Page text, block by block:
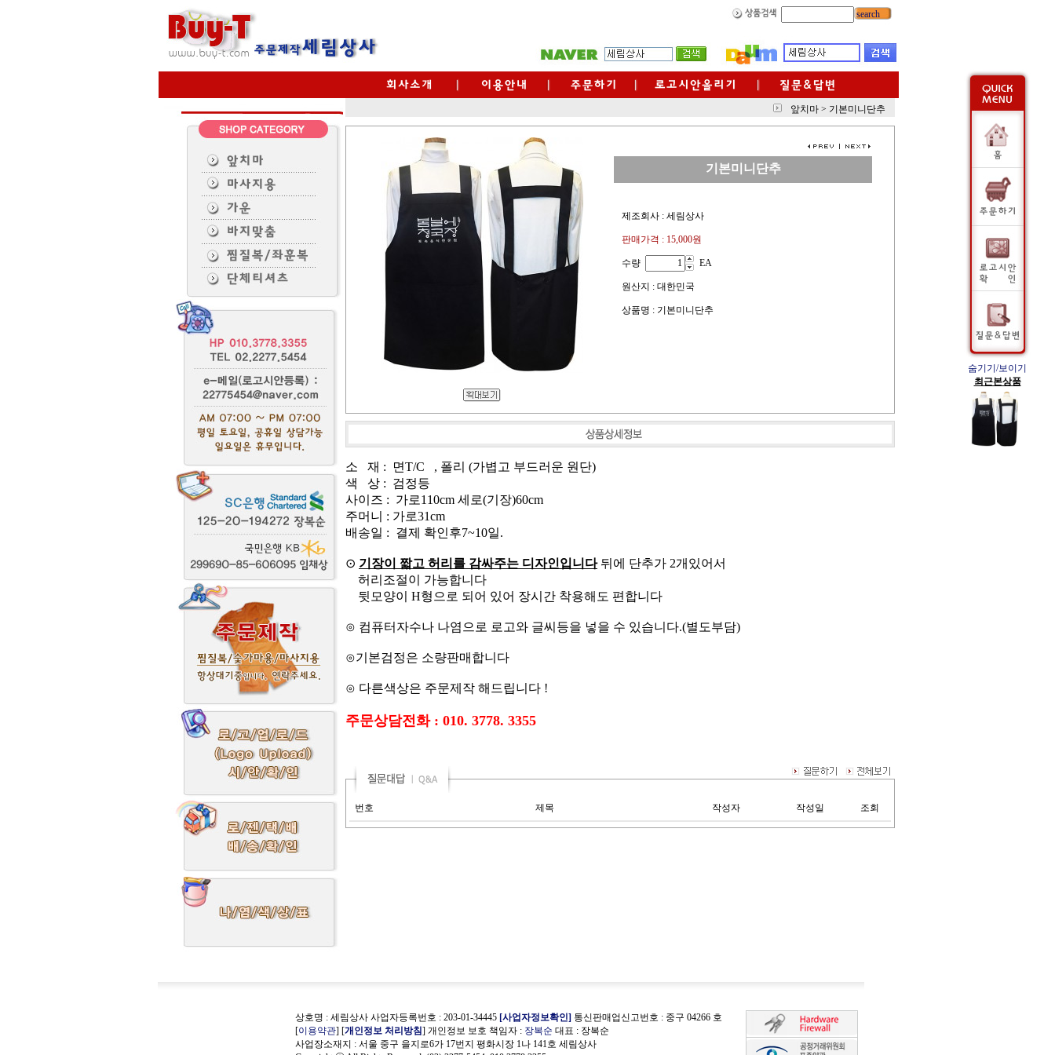
search
앞치마 > 기본미니단추
기본미니단추
제조회사 : 세림상사
판매가격 : 15,000원
수량 EA
원산지 : 대한민국
상품명 : 기본미니단추
소 재 : 면T/C , 폴리 (가볍고 부드러운 원단)
색 상 : 검정등
사이즈 : 가로110cm 세로(기장)60cm
주머니 : 가로31cm
배송일 : 결제 확인후7~10일.
⊙ 기장이 짧고 허리를 감싸주는 디자인입니다뒤에 단추가 2개있어서
허리조절이 가능합니다
뒷모양이 H형으로 되어 있어 장시간 착용해도 편합니다
⊙ 컴퓨터자수나 나염으로 로고와 글씨등을 넣을 수 있습니다.(별도부담)
⊙기본검정은 소량판매합니다
⊙ 다른색상은 주문제작 해드립니다 !
주문상담전화 : 010. 3778. 3355
번호 제목 작성자 작성일 조회
상호명 : 세림상사 사업자등록번호 : 203-01-34445 [사업자정보확인] 통신판매업신고번호 : 중구 04266 호
[이용약관] [개인정보 처리방침] 개인정보 보호 책임자 : 장복순 대표 : 장복순
사업장소재지 : 서울 중구 을지로6가 17번지 평화시장 1나 141호 세림상사
숨기기/보이기
최근본상품